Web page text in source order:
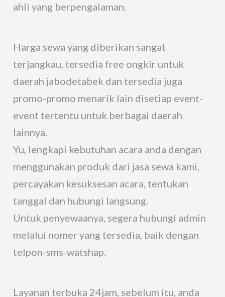
ahli yang berpengalaman.
Harga sewa yang diberikan sangat
terjangkau, tersedia free ongkir untuk
daerah jabodetabek dan tersedia juga
promo-promo menarik lain disetiap event-
event tertentu untuk berbagai daerah
lainnya.
Yu, lengkapi kebutuhan acara anda dengan
menggunakan produk dari jasa sewa kami,
percayakan kesuksesan acara, tentukan
tanggal dan hubungi langsung.
Untuk penyewaanya, segera hubungi admin
melalui nomer yang tersedia, baik dengan
telpon-sms-watshap.
Layanan terbuka 24jam, sebelum itu, anda